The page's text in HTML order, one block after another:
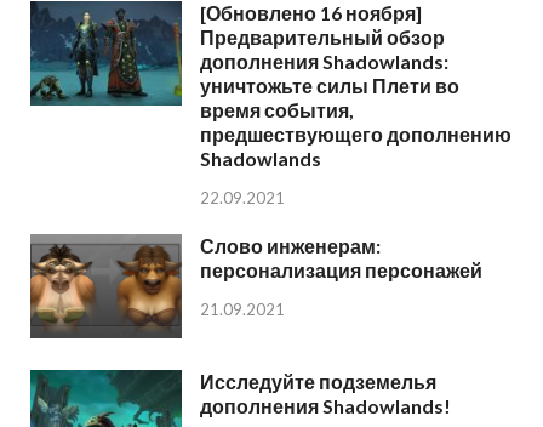
[Обновлено 16 ноября]
Предварительный обзор
дополнения Shadowlands:
уничтожьте силы Плети во
время события,
предшествующего дополнению
Shadowlands
22.09.2021
Слово инженерам:
персонализация персонажей
21.09.2021
Исследуйте подземелья
дополнения Shadowlands!